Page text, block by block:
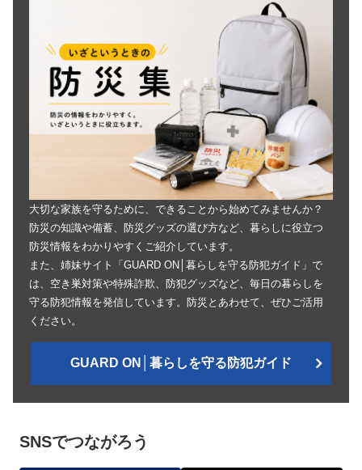
大切な家族を守るために、できることから始めてみませんか？
防災の知識や備蓄、防災グッズの選び方など、暮らしに役立つ
防災情報をわかりやすくご紹介しています。
また、姉妹サイト「GUARD ON│暮らしを守る防犯ガイド」で
は、空き巣対策や特殊詐欺、防犯グッズなど、毎日の暮らしを
守る防犯情報を発信しています。防災とあわせて、ぜひご活用
ください。
GUARD ON│暮らしを守る防犯ガイド
SNSでつながろう